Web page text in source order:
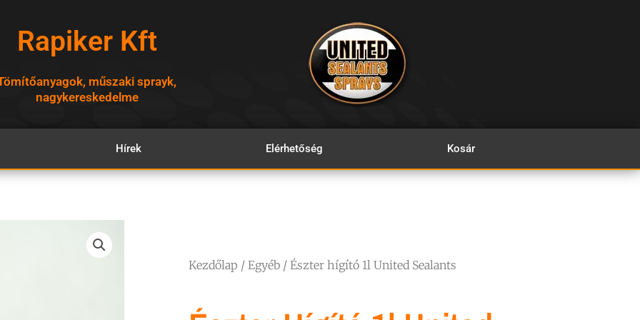
Rapiker Kft
műszaki sprayk,
nagykereskedelme
Hírek Elérhetőség Kosár
Kezdőlap / Egyéb / Észter hígító 1l United Sealants